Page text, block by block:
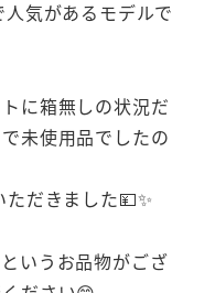
気があるモデルで
に箱無しの状況だ
未使用品でしたの
ただきました💴✨
いうお品物がござ